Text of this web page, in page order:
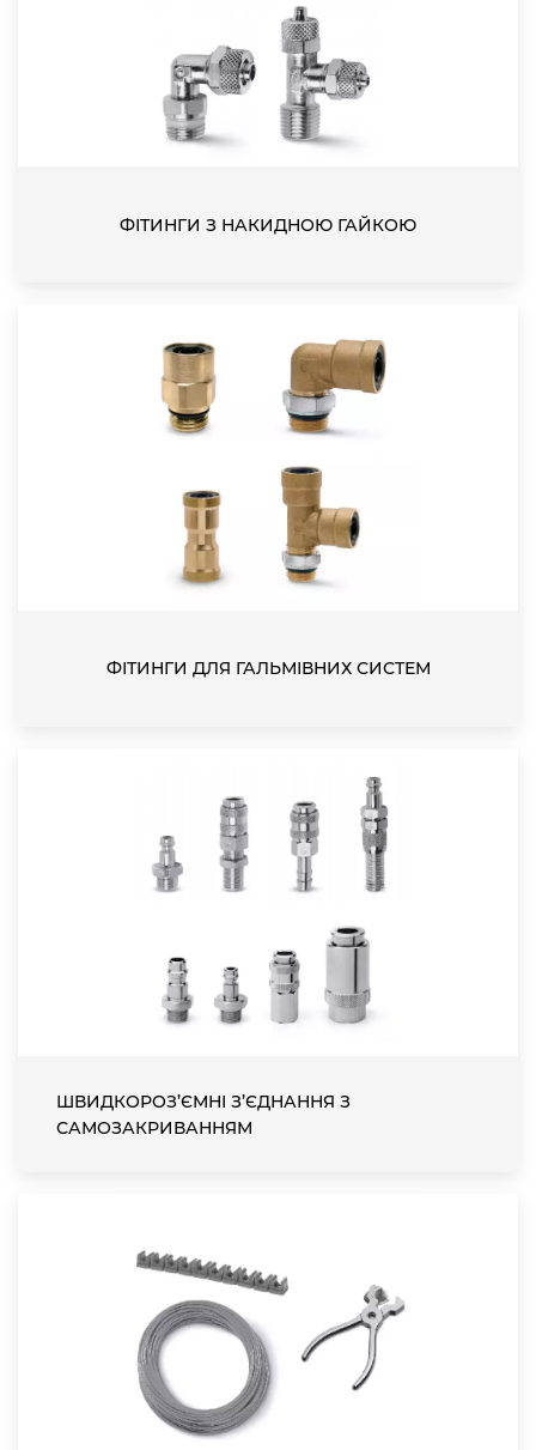
ФІТИНГИ З НАКИДНОЮ ГАЙКОЮ
ФІТИНГИ ДЛЯ ГАЛЬМІВНИХ СИСТЕМ
ШВИДКОРОЗ’ЄМНІ З’ЄДНАННЯ З
САМОЗАКРИВАННЯМ